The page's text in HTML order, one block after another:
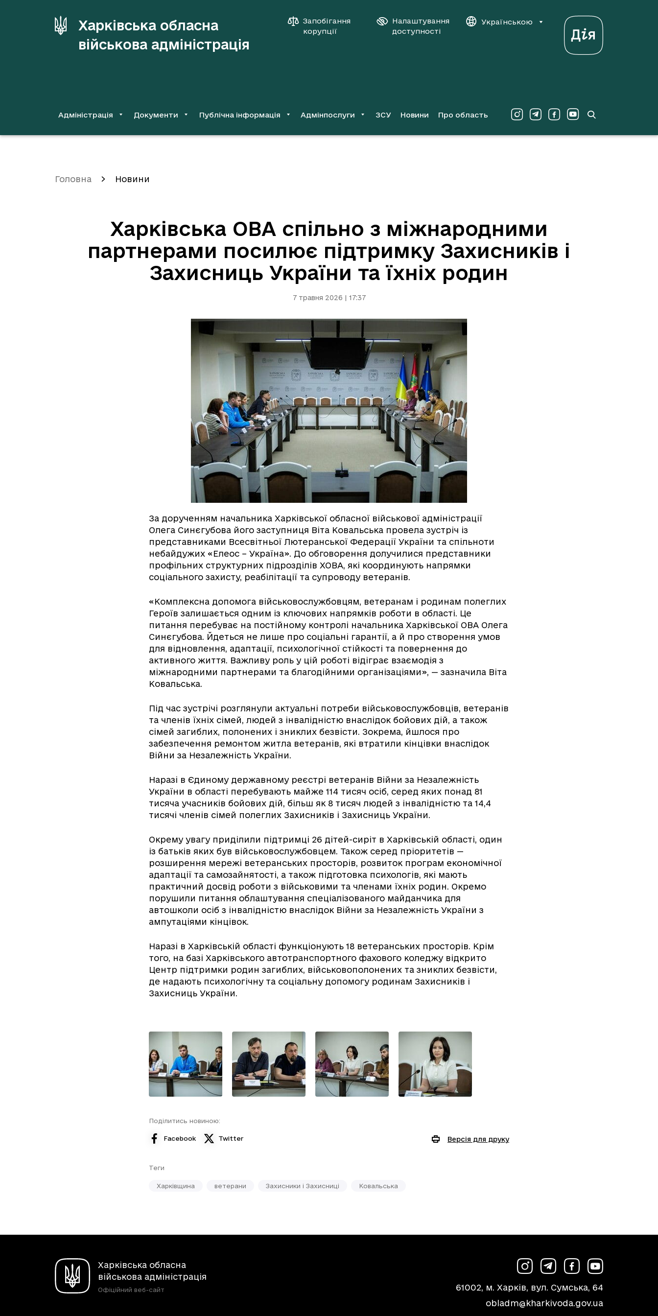
Харківська обласна
військова адміністрація
Запобігання
корупції
Налаштування
доступності
Українською
Адміністрація Документи Публічна інформація Адмінпослуги ЗСУ Новини Про область
Головна Новини
Харківська ОВА спільно з міжнародними
партнерами посилює підтримку Захисників і
Захисниць України та їхніх родин
7 травня 2026 | 17:37
За дорученням начальника Харківської обласної військової адміністрації
Олега Синєгубова його заступниця Віта Ковальська провела зустріч із
представниками Всесвітньої Лютеранської Федерації України та спільноти
небайдужих «Елеос – Україна». До обговорення долучилися представники
профільних структурних підрозділів ХОВА, які координують напрямки
соціального захисту, реабілітації та супроводу ветеранів.
«Комплексна допомога військовослужбовцям, ветеранам і родинам полеглих
Героїв залишається одним із ключових напрямків роботи в області. Це
питання перебуває на постійному контролі начальника Харківської ОВА Олега
Синєгубова. Йдеться не лише про соціальні гарантії, а й про створення умов
для відновлення, адаптації, психологічної стійкості та повернення до
активного життя. Важливу роль у цій роботі відіграє взаємодія з
міжнародними партнерами та благодійними організаціями», — зазначила Віта
Ковальська.
Під час зустрічі розглянули актуальні потреби військовослужбовців, ветеранів
та членів їхніх сімей, людей з інвалідністю внаслідок бойових дій, а також
сімей загиблих, полонених і зниклих безвісти. Зокрема, йшлося про
забезпечення ремонтом житла ветеранів, які втратили кінцівки внаслідок
Війни за Незалежність України.
Наразі в Єдиному державному реєстрі ветеранів Війни за Незалежність
України в області перебувають майже 114 тисяч осіб, серед яких понад 81
тисяча учасників бойових дій, більш як 8 тисяч людей з інвалідністю та 14,4
тисячі членів сімей полеглих Захисників і Захисниць України.
Окрему увагу приділили підтримці 26 дітей-сиріт в Харківській області, один
із батьків яких був військовослужбовцем. Також серед пріоритетів —
розширення мережі ветеранських просторів, розвиток програм економічної
адаптації та самозайнятості, а також підготовка психологів, які мають
практичний досвід роботи з військовими та членами їхніх родин. Окремо
порушили питання облаштування спеціалізованого майданчика для
автошколи осіб з інвалідністю внаслідок Війни за Незалежність України з
ампутаціями кінцівок.
Наразі в Харківській області функціонують 18 ветеранських просторів. Крім
того, на базі Харківського автотранспортного фахового коледжу відкрито
Центр підтримки родин загиблих, військовополонених та зниклих безвісти,
де надають психологічну та соціальну допомогу родинам Захисників і
Захисниць України.
Поділитись новиною:
Facebook Twitter Версія для друку
Теги
Харківщина ветерани Захисники і Захисниці Ковальська
Харківська обласна
військова адміністрація
Офіційний веб-сайт
61002, м. Харків, вул. Сумська, 64
obladm@kharkivoda.gov.ua